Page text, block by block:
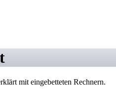
mit eingebetteten Rechnern.